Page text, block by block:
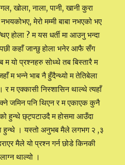
खोला, नाला, पानी, खानी कुरा
मेरो मम्मी बाबा नभएको भए
होला ? म यस धर्ती मा आउनु भन्दा
कहाँ जान्छु होला भनेर आफै सँग
यो प्रश्नहरु सोध्थे तब बिस्तारै म
म भन्ने भाब नै हुँदैन्थ्यो म तेतिबेला
म एक्कासी निस्शासिन थाल्थे त्यहाँ
जमिन पनि थिएन र म एकाएक कुनै
हुन्थे छ्ट्पटाउदै म होसमा आउँदा
हुन्थे । यस्तो अनुभब मैले लगभग २ ,३
मैले यो प्रश्न गर्न छोडे किनकी
थाल्यो ।